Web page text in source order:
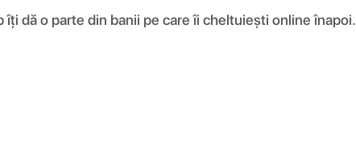
dă o parte din banii pe care îi cheltuiești online înapoi.